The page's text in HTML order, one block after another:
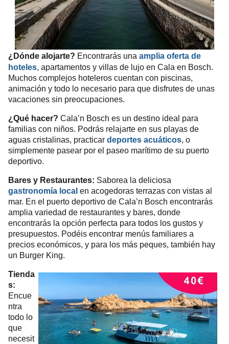
¿Dónde alojarte? Encontrarás una amplia oferta de
hoteles , apartamentos y villas de lujo en Cala en Bosch.
Muchos complejos hoteleros cuentan con piscinas,
animación y todo lo necesario para que disfrutes de unas
vacaciones sin preocupaciones.
¿Qué hacer? Cala’n Bosch es un destino ideal para
familias con niños. Podrás relajarte en sus playas de
aguas cristalinas, practicar deportes acuáticos, o
simplemente pasear por el paseo marítimo de su puerto
deportivo.
Bares y Restaurantes: Saborea la deliciosa
gastronomía local en acogedoras terrazas con vistas al
mar. En el puerto deportivo de Cala’n Bosch encontrarás
amplia variedad de restaurantes y bares, donde
encontrarás la opción perfecta para todos los gustos y
presupuestos. Podéis encontrar menús familiares a
precios económicos, y para los más peques, también hay
un Burger King.
Tienda
s:
Encue
ntra
todo lo
que
necesit